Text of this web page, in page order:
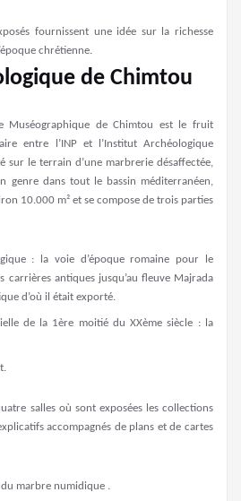
fournissent une idée sur la richesse
chrétienne.
de Chimtou
Muséographique de Chimtou est le fruit
entre l’INP et l’Institut Archéologique
sur le terrain d’une marbrerie désaffectée,
genre dans tout le bassin méditerranéen,
10.000 m² et se compose de trois parties
: la voie d’époque romaine pour le
carrières antiques jusqu’au fleuve Majrada
d’où il était exporté.
de la 1ère moitié du XXème siècle : la
salles où sont exposées les collections
accompagnés de plans et de cartes
du marbre numidique .